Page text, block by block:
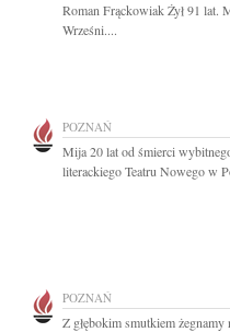
Roman Frąckowiak Żył 91 lat.
Wrześni....
POZNAŃ
Mija 20 lat od śmierci
literackiego Teatru Nowego w
POZNAŃ
Z głębokim smutkiem żegnamy